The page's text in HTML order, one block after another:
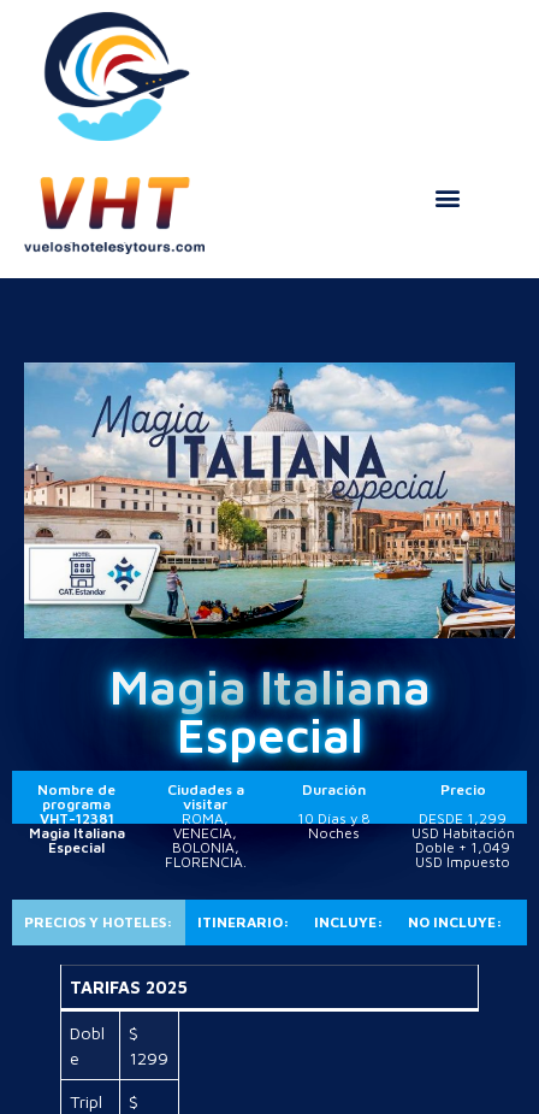
Magia Italiana
Especial
Nombre de
programa
Ciudades a
visitar
Duración
Precio
VHT-12381
Magia Italiana
Especial
ROMA,
VENECIA,
BOLONIA,
FLORENCIA.
10 Días y 8
Noches
DESDE 1,299
USD Habitación
Doble + 1,049
USD Impuesto
PRECIOS Y HOTELES: ITINERARIO: INCLUYE: NO INCLUYE:
TARIFAS 2025
Dobl
e
$
1299
Tripl
$